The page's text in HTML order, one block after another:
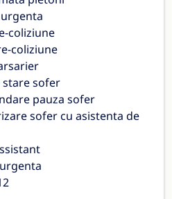
coliziune
coliziune
sofer
pauza sofer
sofer cu asistenta de